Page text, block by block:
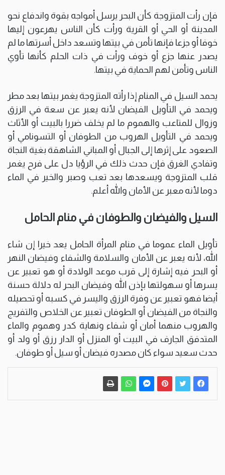
فإن رأت المتزوجة كأن البحر يرسل أمواجه بقوة واندفاع نحو
المدينة أو الحي أو القرية ورأت كأن الناس يهرعون إليها
خوفا أو جزعا فإنها تأمن في بيتها وتسعد داخل أسرتها ما لم
يصدر عنها جزع أو خوف ورأت في ذات الحلم كأنها تأوي
الناس وتأمن لهم الحماية في بيتها.
يحمد السيل في المنام إذا رأته المتزوجة يغمر بيتها بعد مطر
ويحمد في التأويل الفيضان لأنه يعبر عن سعة في الرزق
وزوال للمتاعب والهموم ما لم يخلف ضررا بالبيت أو الأثاث
ويحمد في التأويل الهروب من الطوفان أو التسونامي أو
الصعود على إثرها إلى الجبال أو المباني الشاهقة بغية النجاة
وتفادي الغرق فإن حدث ذلك في الرؤيا دل على فرح يغمر
قلب المتزوجة ويسعدها بعد تعب وصبر والخير في الماء
دوما لأنه معبر عن الأمان والله أعلم.
السيل والفيضان والطوفان في منام الحامل
تأويل الماء عموما في منام المرأة الحامل يعد خيرا إن شاء
الله، لأنه يعبر عن الأمان والسلامة والشفاء وفيضان النهر
أو البحر فيه إشارة إلى قرب موعد الولادة أو هو تعبير عن
يسرها أو سهولتها بإذن الله وفيضان البحر له دلالة حسنة
أيضا فهو تعبير عن وفرة الرزق واليسر في كسبه أو تحصيله
والنجاة من الفيضان أو الطوفان تعبير عن الخلاص والتفريج
والهروب منهما أمان أو شفاء ونهاية كدر وهموم والماء
المتدفق الجارف في البيت أو المنزل أو الدار رزق أو ولد أو
حدث سعيد سواء كان مصدره فيضان أو سيل أو طوفان.